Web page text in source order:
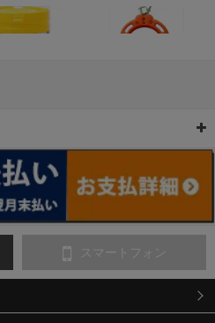
ンス
スマートフォン